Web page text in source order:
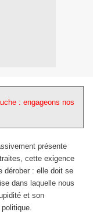
: engageons nos
présente
cette exigence
dérober : elle doit se
dans laquelle nous
et son